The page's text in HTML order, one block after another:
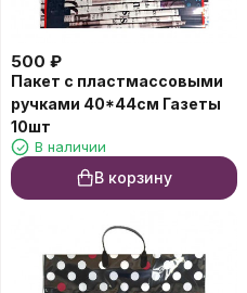
500 ₽
Пакет с пластмассовыми
ручками 40*44см Газеты
10шт
В наличии
В корзину